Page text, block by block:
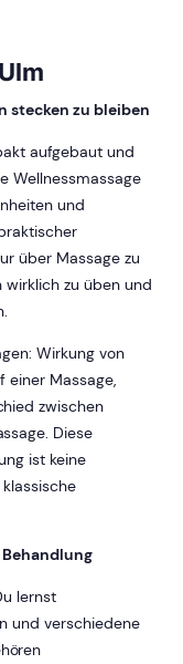
stecken zu bleiben
aufgebaut und
Wellnessmassage
und
über Massage zu
wirklich zu üben und
Wirkung von
einer Massage,
zwischen
Diese
ist keine
lernst
und verschiedene